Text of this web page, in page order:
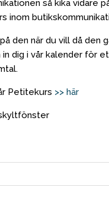
så kika vidare
inom
den när du vill då den
dig i vår kalender för
Petitekurs >> här